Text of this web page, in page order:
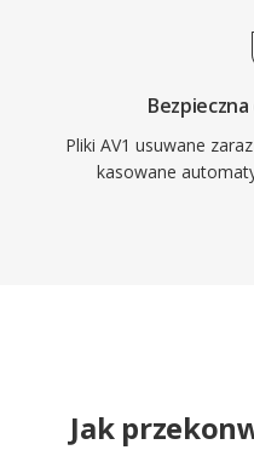
Pliki AV1 usuwane
kasowane
Jak